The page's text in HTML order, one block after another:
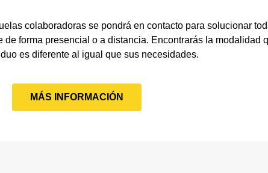
colaboradoras se pondrá en contacto para solucionar
forma presencial o a distancia. Encontrarás la modalidad
es diferente al igual que sus necesidades.
MÁS INFORMACIÓN